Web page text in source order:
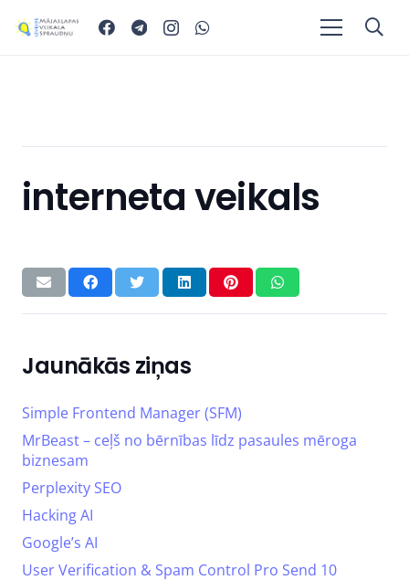
interneta veikals
Jaunākās ziņas
Simple Frontend Manager (SFM)
MrBeast – ceļš no bērnības līdz pasaules mēroga
biznesam
Perplexity SEO
Hacking AI
Google’s AI
User Verification & Spam Control Pro Send 10